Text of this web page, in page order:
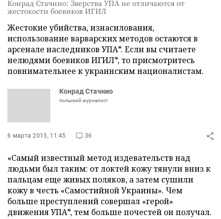
Конрад Стачнио: Зверства УПА не отличаются от
жестокости боевиков ИГИЛ
Жестокие убийства, изнасилования,
использование варварских методов остаются в
арсенале наследников УПА*. Если вы считаете
нелюдями боевиков ИГИЛ*, то присмотритесь
повнимательнее к украинским националистам.
Конрад Стачнио
польский журналист
6 марта 2015, 11:45 36
«Самый известный метод издевательств над
людьми был таким: от локтей кожу тянули вниз к
пальцам еще живых поляков, а затем сушили
кожу в честь «Самостийной Украины». Чем
больше преступлений совершал «герой»
движения УПА*, тем больше почестей он получал.